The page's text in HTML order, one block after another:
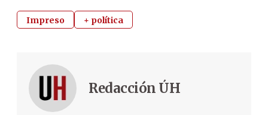
Impreso + política
Redacción ÚH